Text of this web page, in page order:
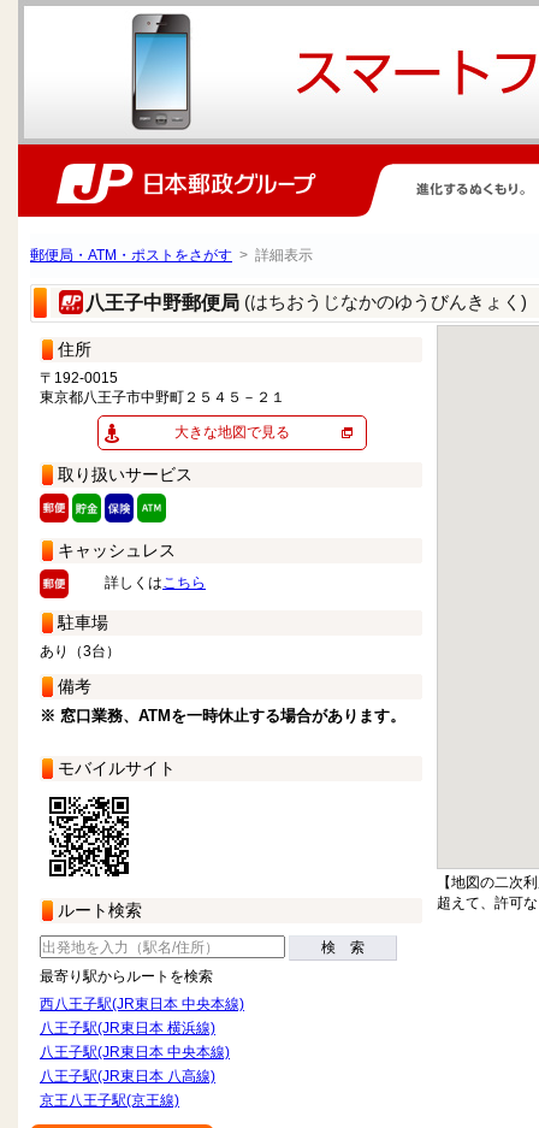
郵便局・ATM・ポストをさがす > 詳細表示
八王子中野郵便局 (はちおうじなかのゆうびんきょく)
住所
〒192-0015
東京都八王子市中野町２５４５－２１
大きな地図で見る
取り扱いサービス
キャッシュレス
詳しくはこちら
駐車場
あり（3台）
備考
※ 窓口業務、ATMを一時休止する場合があります。
モバイルサイト
ルート検索
検 索
最寄り駅からルートを検索
西八王子駅(JR東日本 中央本線)
八王子駅(JR東日本 横浜線)
八王子駅(JR東日本 中央本線)
八王子駅(JR東日本 八高線)
京王八王子駅(京王線)
【地図の二次
超えて、許可